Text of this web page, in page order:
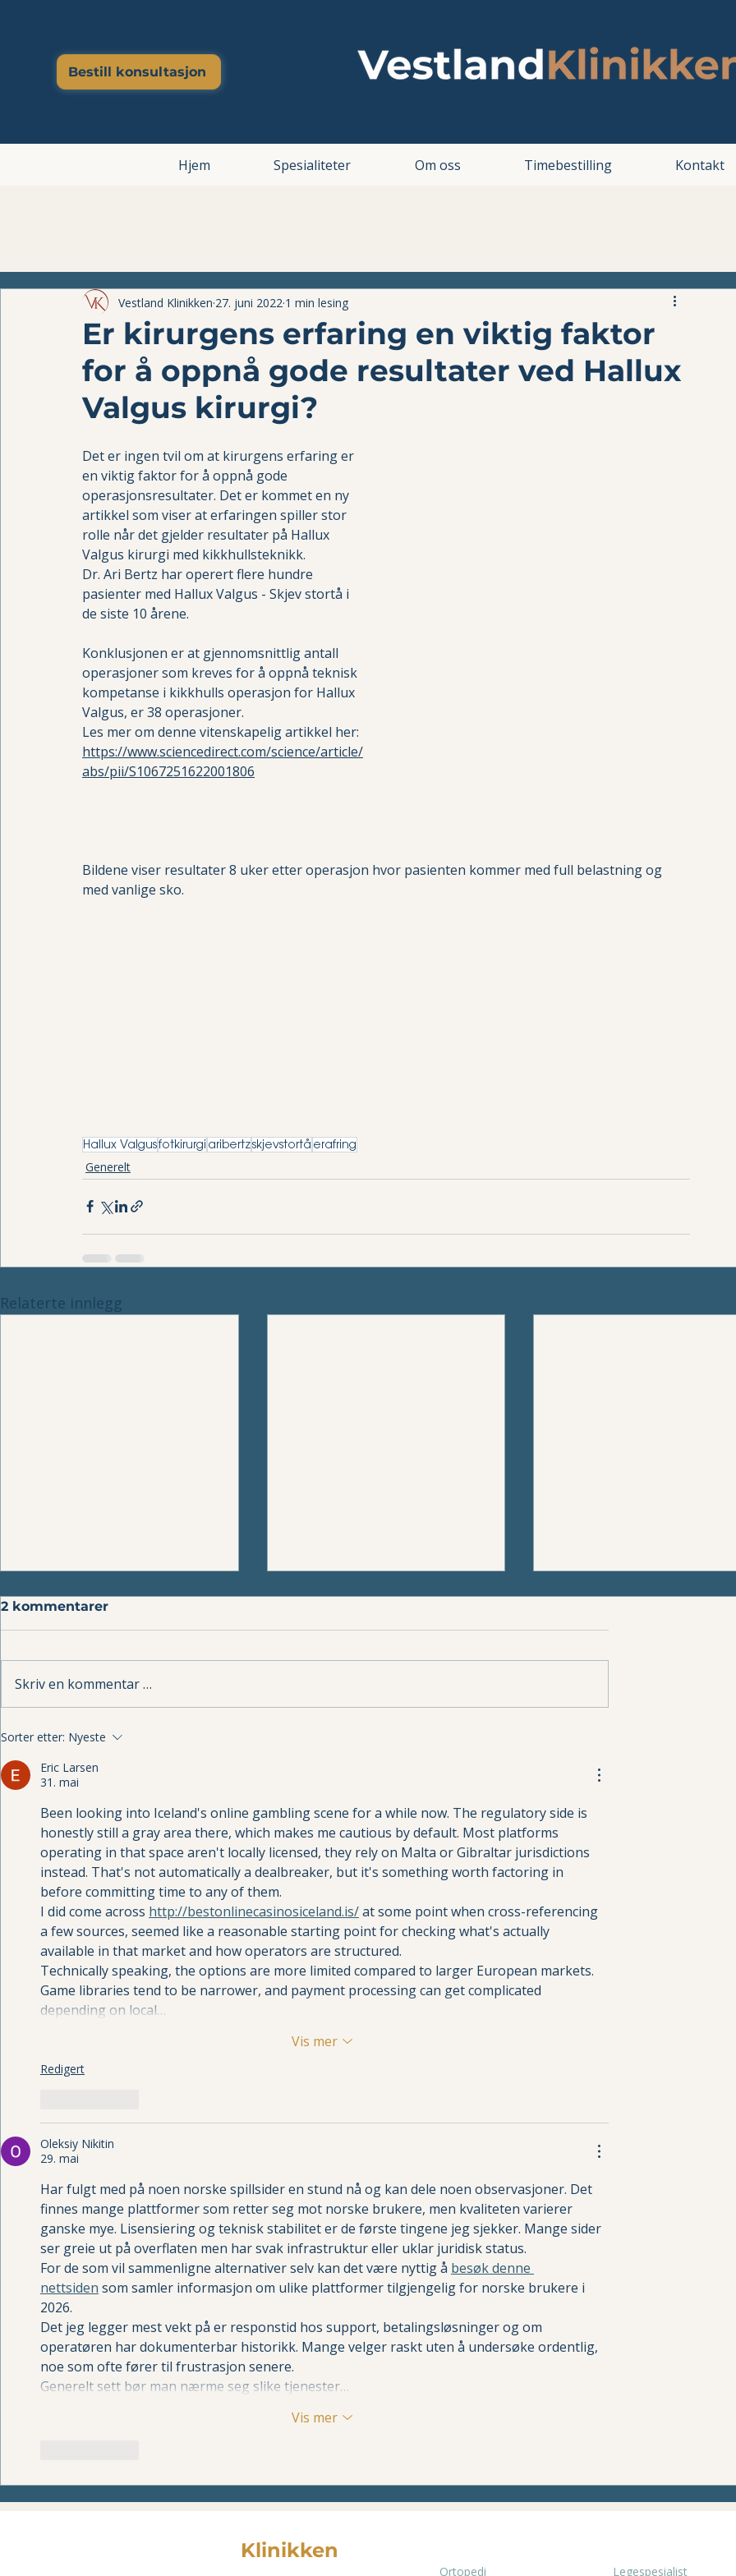
Bestill konsultasjon
Hjem Spesialiteter Om oss Timebestilling Kontakt
Er kirurgens erfaring en viktig faktor
for å oppnå gode resultater ved Hallux
Valgus kirurgi?
Vestland Klinikken 27. juni 2022 1 min lesing
Det er ingen tvil om at kirurgens erfaring er
en viktig faktor for å oppnå gode
operasjonsresultater. Det er kommet en ny
artikkel som viser at erfaringen spiller stor
rolle når det gjelder resultater på Hallux
Valgus kirurgi med kikkhullsteknikk.
Dr. Ari Bertz har operert flere hundre
pasienter med Hallux Valgus - Skjev stortå i
de siste 10 årene.
Konklusjonen er at gjennomsnittlig antall
operasjoner som kreves for å oppnå teknisk
kompetanse i kikkhulls operasjon for Hallux
Valgus, er 38 operasjoner.
Les mer om denne vitenskapelig artikkel her:
https://www.sciencedirect.com/science/article/
abs/pii/S1067251622001806
Bildene viser resultater 8 uker etter operasjon hvor pasienten kommer med full belastning og
med vanlige sko.
Hallux Valgusfotkirurgi aribertzskjevstortå erafring
Generelt
Relaterte innlegg
Livet etter kneprotese –
aktivitet og
langtidsresultater
Bergen
2 kommentarer
Skriv en kommentar …
Sorter etter: Nyeste
Eric Larsen
31. mai
Been looking into Iceland's online gambling scene for a while now. The regulatory side is
honestly still a gray area there, which makes me cautious by default. Most platforms
operating in that space aren't locally licensed, they rely on Malta or Gibraltar jurisdictions
instead. That's not automatically a dealbreaker, but it's something worth factoring in
before committing time to any of them.
I did come across http://bestonlinecasinosiceland.is/ at some point when cross-referencing
a few sources, seemed like a reasonable starting point for checking what's actually
available in that market and how operators are structured.
Technically speaking, the options are more limited compared to larger European markets.
Game libraries tend to be narrower, and payment processing can get complicated
depending on local…
Vis mer
Redigert
Oleksiy Nikitin
29. mai
Har fulgt med på noen norske spillsider en stund nå og kan dele noen observasjoner. Det
finnes mange plattformer som retter seg mot norske brukere, men kvaliteten varierer
ganske mye. Lisensiering og teknisk stabilitet er de første tingene jeg sjekker. Mange sider
ser greie ut på overflaten men har svak infrastruktur eller uklar juridisk status.
For de som vil sammenligne alternativer selv kan det være nyttig å besøk denne
nettsiden som samler informasjon om ulike plattformer tilgjengelig for norske brukere i
2026.
Det jeg legger mest vekt på er responstid hos support, betalingsløsninger og om
operatøren har dokumenterbar historikk. Mange velger raskt uten å undersøke ordentlig,
noe som ofte fører til frustrasjon senere.
Generelt sett bør man nærme seg slike tjenester…
Vis mer
Klinikken
Ortopedi
Legespesialist